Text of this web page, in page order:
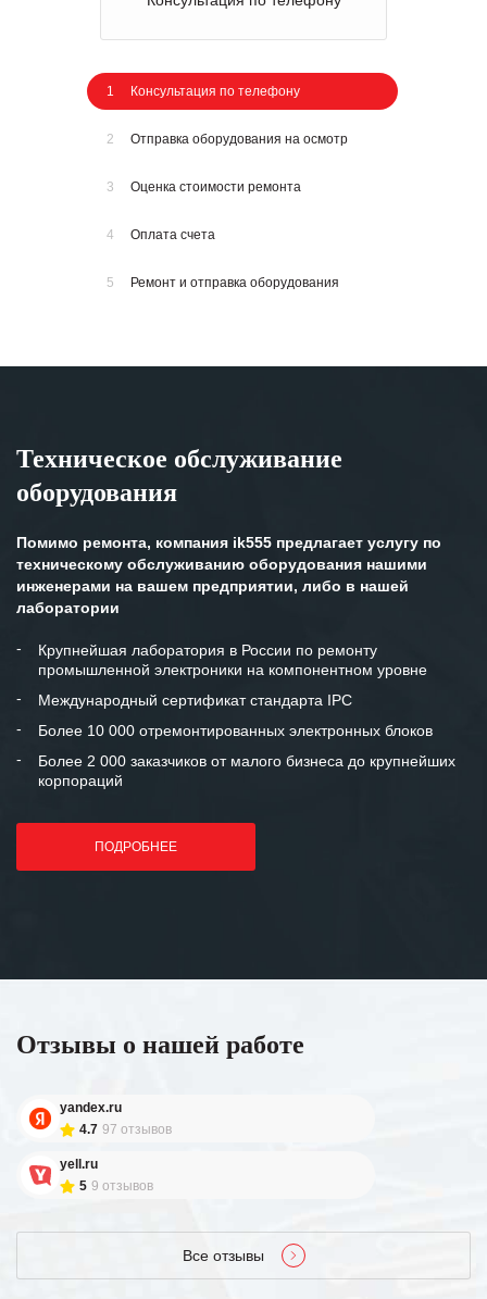
1 Консультация по телефону
2 Отправка оборудования на осмотр
3 Оценка стоимости ремонта
4 Оплата счета
5 Ремонт и отправка оборудования
Техническое обслуживание
оборудования
Помимо ремонта, компания ik555 предлагает услугу по
техническому обслуживанию оборудования нашими
инженерами на вашем предприятии, либо в нашей
лаборатории
Крупнейшая лаборатория в России по ремонту
промышленной электроники на компонентном уровне
Международный сертификат стандарта IPC
Более 10 000 отремонтированных электронных блоков
Более 2 000 заказчиков от малого бизнеса до крупнейших
корпораций
ПОДРОБНЕЕ
Отзывы о нашей работе
yandex.ru
4.7 97 отзывов
yell.ru
5 9 отзывов
Все отзывы